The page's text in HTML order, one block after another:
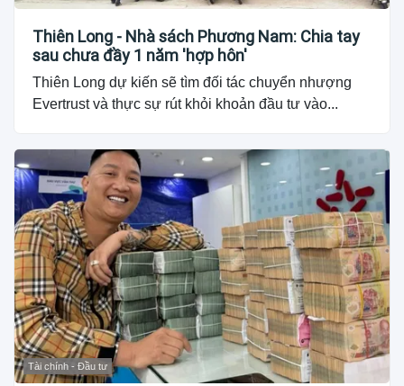
Thiên Long - Nhà sách Phương Nam: Chia tay
sau chưa đầy 1 năm 'hợp hôn'
Thiên Long dự kiến sẽ tìm đối tác chuyển nhượng
Evertrust và thực sự rút khỏi khoản đầu tư vào...
Tài chính - Đầu tư